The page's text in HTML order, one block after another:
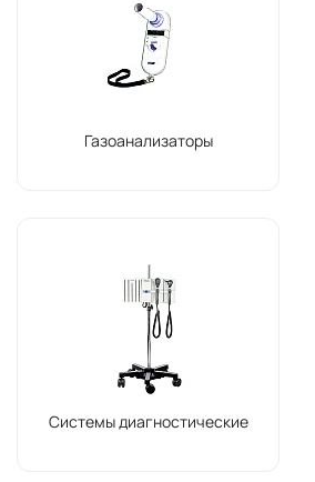
Газоанализаторы
Системы диагностические